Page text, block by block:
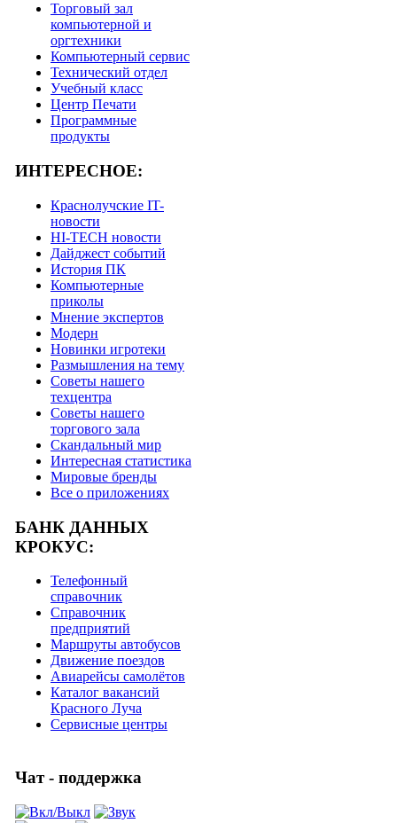
Торговый зал
компьютерной и
оргтехники
Компьютерный сервис
Технический отдел
Учебный класс
Центр Печати
Программные
продукты
ИНТЕРЕСНОЕ:
Краснолучские IT-
новости
HI-TECH новости
Дайджест событий
История ПК
Компьютерные
приколы
Мнение экспертов
Модерн
Новинки игротеки
Размышления на тему
Советы нашего
техцентра
Советы нашего
торгового зала
Скандальный мир
Интересная статистика
Мировые бренды
Все о приложениях
БАНК ДАННЫХ
КРОКУС:
Телефонный
справочник
Справочник
предприятий
Маршруты автобусов
Движение поездов
Авиарейсы самолётов
Каталог вакансий
Красного Луча
Сервисные центры
Чат - поддержка